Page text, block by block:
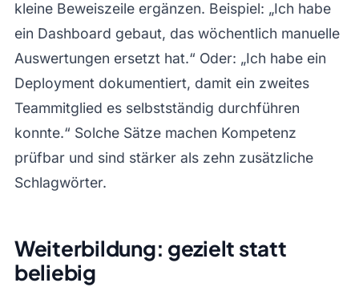
kleine Beweiszeile ergänzen. Beispiel: „Ich habe
ein Dashboard gebaut, das wöchentlich manuelle
Auswertungen ersetzt hat.“ Oder: „Ich habe ein
Deployment dokumentiert, damit ein zweites
Teammitglied es selbstständig durchführen
konnte.“ Solche Sätze machen Kompetenz
prüfbar und sind stärker als zehn zusätzliche
Schlagwörter.
Weiterbildung: gezielt statt
beliebig